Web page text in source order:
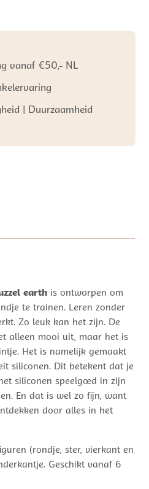
vanaf €50,- NL
| Duurzaamheid
earth is ontworpen om
te trainen. Leren zonder
Zo leuk kan het zijn. De
alleen mooi uit, maar het is
Het is namelijk gemaakt
siliconen. Dit betekent dat je
siliconen speelgoed in zijn
En dat is wel zo fijn, want
door alles in het
(rondje, ster, vierkant en
Geschikt vanaf 6